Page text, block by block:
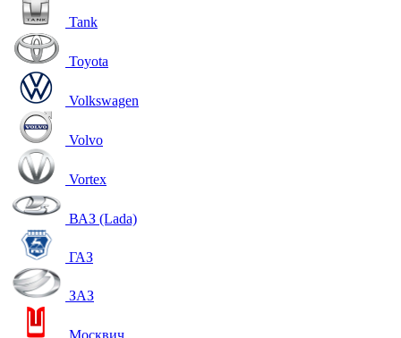
Tank
Toyota
Volkswagen
Volvo
Vortex
ВАЗ (Lada)
ГАЗ
ЗАЗ